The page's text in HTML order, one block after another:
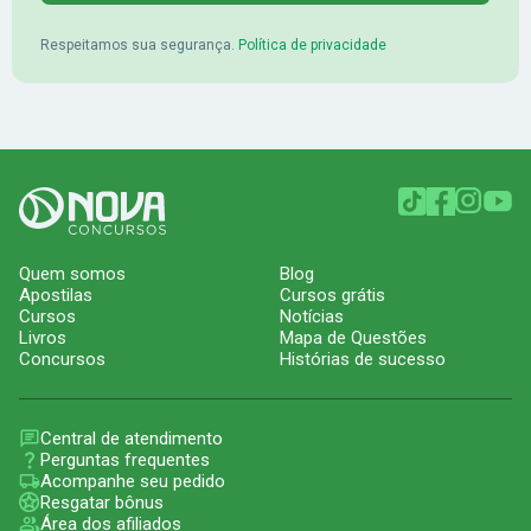
Respeitamos sua segurança. Política de privacidade
Quem somos
Apostilas
Cursos
Livros
Concursos
Blog
Cursos grátis
Notícias
Mapa de Questões
Histórias de sucesso
Central de atendimento
Perguntas frequentes
Acompanhe seu pedido
Resgatar bônus
Área dos afiliados